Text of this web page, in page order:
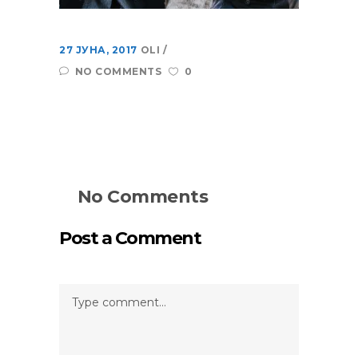
27 ЈУНА, 2017 OLI
NO COMMENTS
0
No Comments
Post a Comment